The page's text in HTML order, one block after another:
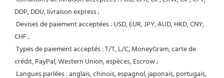
DDP, DDU, livraison express ;
CHF ;
crédit, PayPal, Western Union, espèces, Escrow ;